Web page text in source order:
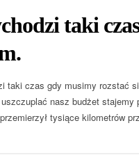
taki
taki czas gdy musimy rozstać
nasz budżet stajemy
tysiące kilometrów